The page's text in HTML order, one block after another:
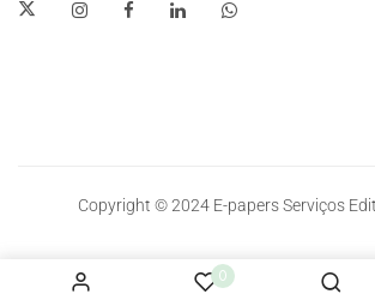
0
Copyright © 2024 E-papers Serviços